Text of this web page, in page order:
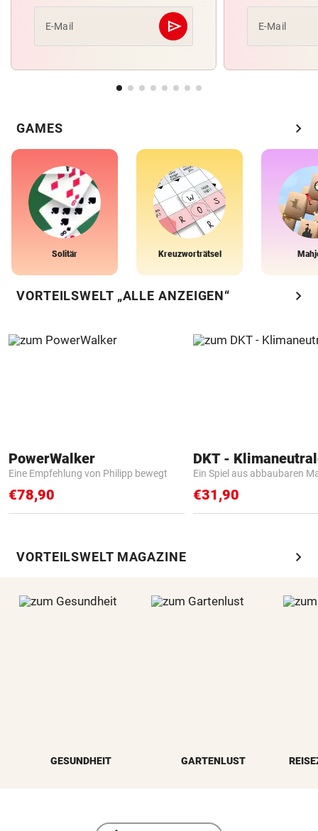
E-Mail send
Abschicken E-Mail
GAMES chevron_right
Solitär Kreuzworträtsel
VORTEILSWELT „ALLE ANZEIGEN“ chevron_right
PowerWalker
Eine Empfehlung von Philipp bewegt
€78,90
Ein Spiel aus abbaubaren
€31,90
VORTEILSWELT MAGAZINE chevron_right
GESUNDHEIT GARTENLUST